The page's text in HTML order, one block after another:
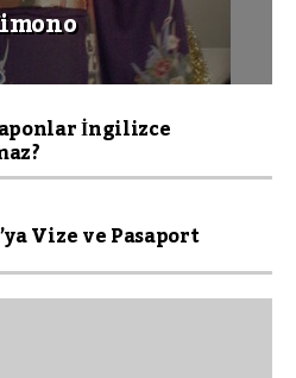
İngilizce
Vize ve Pasaport